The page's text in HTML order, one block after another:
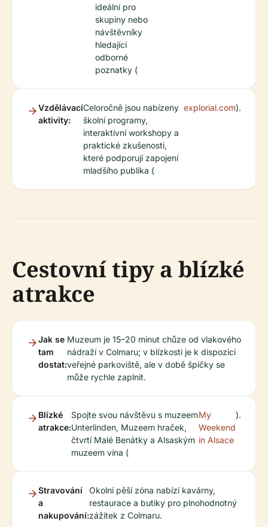
ideální pro
skupiny nebo
návštěvníky
hledající
odborné
poznatky (
Vzdělávací
aktivity:
Celoročně jsou nabízeny
školní programy,
interaktivní workshopy a
praktické zkušenosti,
které podporují zapojení
mladšího publika (
explorial.com).
Cestovní tipy a blízké
atrakce
Jak se
tam
dostat:
Muzeum je 15–20 minut chůze od vlakového
nádraží v Colmaru; v blízkosti je k dispozici
veřejné parkoviště, ale v době špičky se
může rychle zaplnit.
Blízké
atrakce:
Spojte svou návštěvu s muzeem
Unterlinden, Muzeem hraček,
čtvrtí Malé Benátky a Alsaským
muzeem vína (
My
Weekend
in Alsace
).
Stravování
a
nakupování:
Okolní pěší zóna nabízí kavárny,
restaurace a butiky pro plnohodnotný
zážitek z Colmaru.